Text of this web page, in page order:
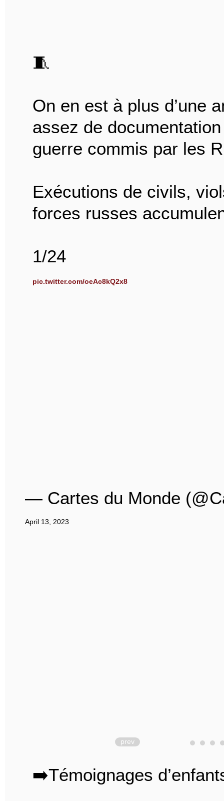
🧵
On en est à plus d’une
assez de
guerre commis par les
Exécutions de civils,
forces russes
1/24
pic.twitter.com/oeAc8kQ2x8
— Cartes du Monde
April 13, 2023
prev
➡️Témoignages